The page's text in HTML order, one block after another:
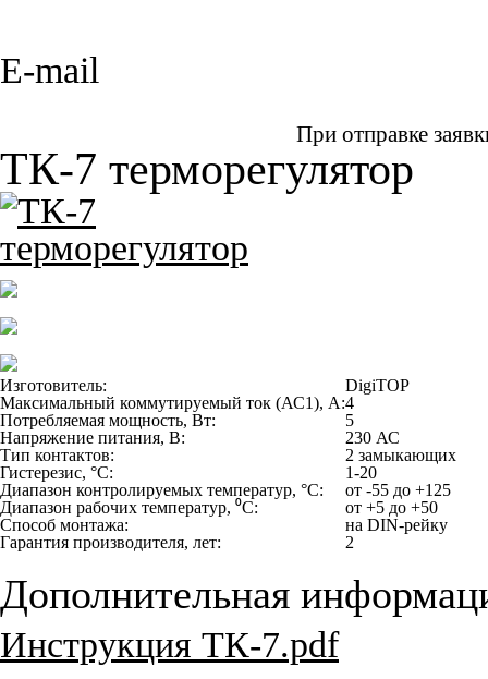
E-mail
При отправке
ТК-7 терморегулятор
Изготовитель:
DigiTOP
Максимальный коммутируемый ток (АС1), А:4
Потребляемая мощность, Вт:
5
Напряжение питания, В:
230 АС
Тип контактов:
2 замыкающих
Гистерезис, °С:
1-20
Диапазон контролируемых температур, °С:
от -55 до +125
Диапазон рабочих температур, ⁰С:
от +5 до +50
Способ монтажа:
на DIN-рейку
Гарантия производителя, лет:
2
Дополнительная
Инструкция ТК-7.pdf